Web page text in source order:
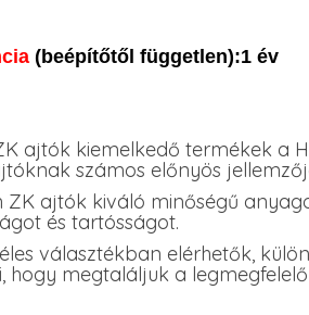
(beépítőtől független):1 év
ajtók kiemelkedő termékek a
számos előnyös
ZK ajtók kiváló minőségű
és tartósságot.
választékban elérhetők,
hogy megtaláljuk a